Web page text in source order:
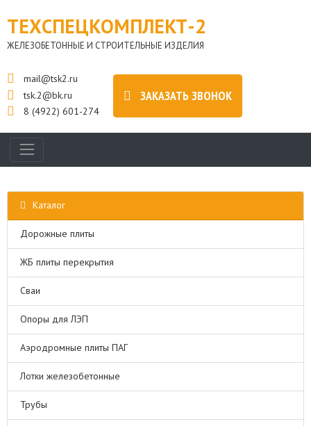
ТЕХСПЕЦКОМПЛЕКТ-2
ЖЕЛЕЗОБЕТОННЫЕ И СТРОИТЕЛЬНЫЕ ИЗДЕЛИЯ
mail@tsk2.ru
tsk.2@bk.ru
8 (4922) 601-274
ЗАКАЗАТЬ ЗВОНОК
Каталог
Дорожные плиты
ЖБ плиты перекрытия
Сваи
Опоры для ЛЭП
Аэродромные плиты ПАГ
Лотки железобетонные
Трубы